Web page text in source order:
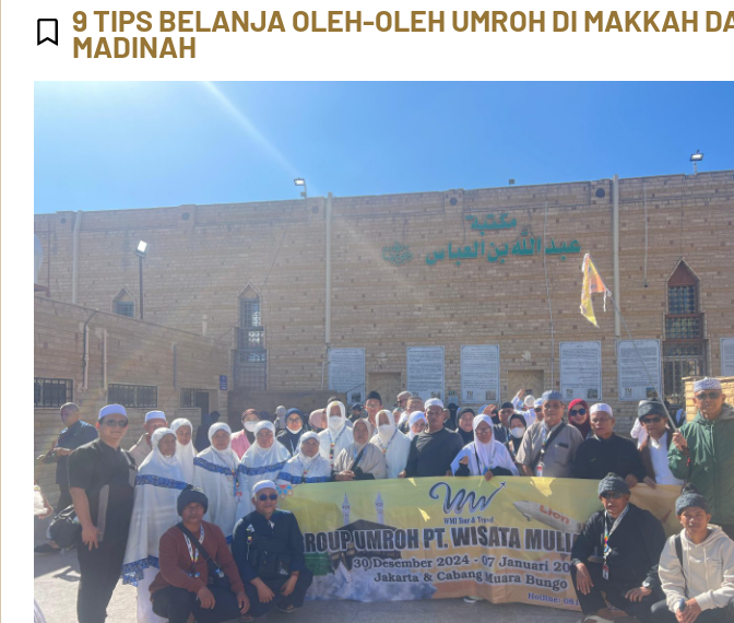
9 TIPS BELANJA OLEH-OLEH UMROH DI MAKKAH
MADINAH